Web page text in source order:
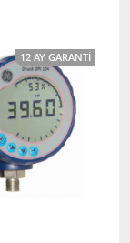
12 AY GARANTI